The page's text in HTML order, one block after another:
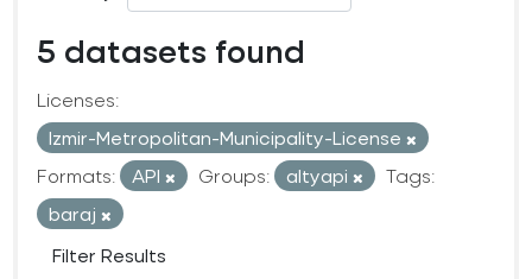
5 datasets found
Licenses:
Izmir-Metropolitan-Municipality-License
Formats:
API Groups: altyapi
Tags:
baraj
Filter Results